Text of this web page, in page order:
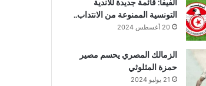
الفيفا: قائمة جديدة للأندية
التونسية الممنوعة من الانتداب..
20 أغسطس 2024
الزمالك المصري يحسم مصير
حمزة المثلوثي
21 يوليو 2024